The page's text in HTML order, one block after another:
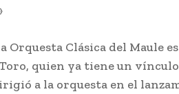
Orquesta Clásica del Maule
quien ya tiene un vínculo
a la orquesta en el